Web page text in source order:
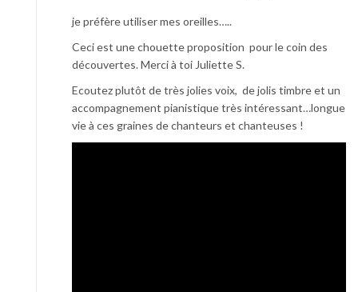
je préfère utiliser mes oreilles…..
Ceci est une chouette proposition pour le coin des
découvertes. Merci à toi Juliette S.
Ecoutez plutôt de très jolies voix, de jolis timbre et un
accompagnement pianistique très intéressant…longue
vie à ces graines de chanteurs et chanteuses !